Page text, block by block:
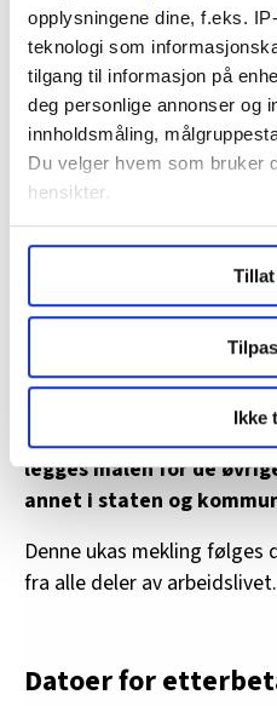
opplysningene dine, f.eks.
teknologi som
tilgang til informasjon på
deg personlige annonser og
innholdsmåling,
Du velger hvem som bruker
hensikter.
Undermer infokan du lese
data behandles og hvordan
brukes. Du kan hele tiden
samtykke fra erklæringen
LO Medias publikasjoner
og fontene.no bruker
lære hvordan våre nettsider
relevant innhold, tilpassede
statistikk.
Vi deler bare informasjon om
nettstedet med LO Medias
Ikke
Alle følger med
Overrekkelsen av kravene
startskuddet på
de fleste som arbeider i
frontfagsoppgjøret
Det Fellesforbundet sikrer
LO-medlemmer kan vente
tariffavtalen
det er det som kalles
Det er nemlig tradisjon
front og starter
legges malen for de
annet i staten og
Denne ukas mekling
fra alle deler av arbeidslivet.
Datoer for